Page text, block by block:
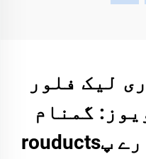
لیک فلور
گمنام
مشتریوں نے ہمارے پrouducts